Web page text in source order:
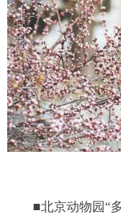
■北京动物园“多